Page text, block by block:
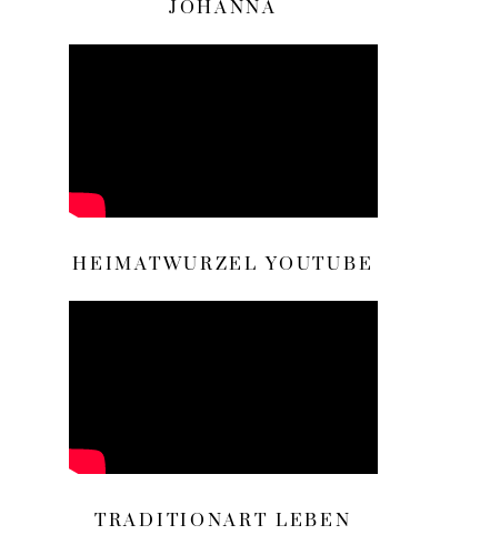
JOHANNA
HEIMATWURZEL YOUTUBE
TRADITIONART LEBEN